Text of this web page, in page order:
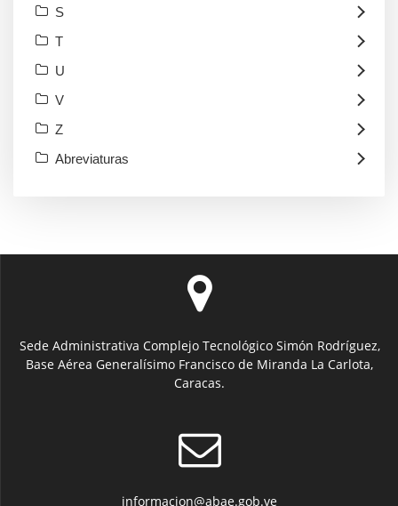
S
T
U
V
Z
Abreviaturas
Sede Administrativa Complejo Tecnológico Simón Rodríguez,
Base Aérea Generalísimo Francisco de Miranda La Carlota,
Caracas.
informacion@abae.gob.ve